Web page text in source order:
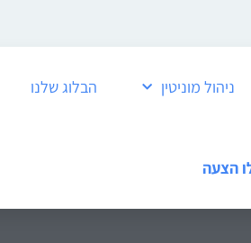
ניהול מוניטין הבלוג שלנו
הצעה